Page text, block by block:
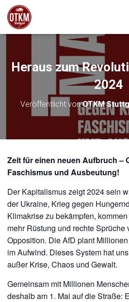
Heraus zum
2024
Veröffentlicht vonOTKM
Zeit für einen neuen Aufbruch –
Faschismus und Ausbeutung!
Der Kapitalismus zeigt 2024 sein
der Ukraine, Krieg gegen
Klimakrise zu bekämpfen,
mehr Rüstung und rechte Sprüche
Opposition. Die AfD plant
im Aufwind. Dieses System hat
außer Krise, Chaos und Gewalt.
Gemeinsam mit Millionen
deshalb am 1. Mai auf die Straße: